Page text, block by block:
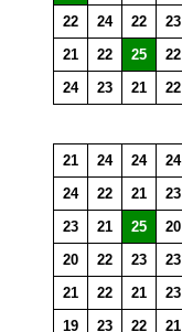
22 24 22 23
21 22 25 22
24 23 21 22
21 24 24 24
24 22 21 23
23 21 25 20
20 22 23 23
21 22 21 23
19 23 22 21